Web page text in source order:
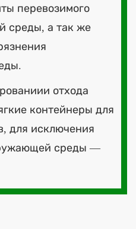
перевозимого
среды, а так же
отхода
контейнеры для
для исключения
среды —